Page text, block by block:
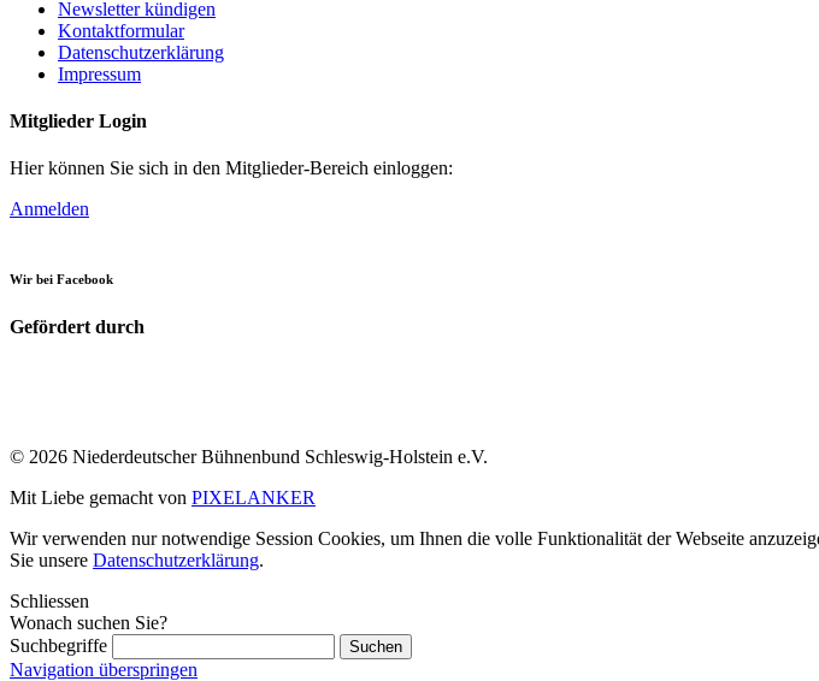
Newsletter kündigen
Kontaktformular
Datenschutzerklärung
Impressum
Mitglieder Login
Hier können Sie sich in den Mitglieder-Bereich einloggen:
Anmelden
Wir bei Facebook
Gefördert durch
© 2026 Niederdeutscher Bühnenbund Schleswig-Holstein e.V.
Mit Liebe gemacht von PIXELANKER
Wir verwenden nur notwendige Session Cookies, um Ihnen die volle Funktionalität der Webseite
Sie unsere Datenschutzerklärung.
Schliessen
Wonach suchen Sie?
Suchbegriffe
Navigation überspringen